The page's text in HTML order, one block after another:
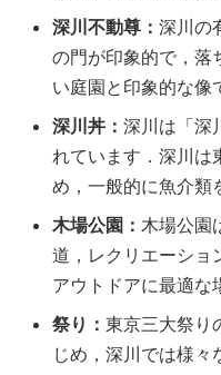
深川不動尊： 深川の
の門が印象的で，落
い庭園と印象的な像
深川丼： 深川は「深
れています．深川は
め，一般的に魚介類
木場公園： 木場公園
道，レクリエーショ
アウトドアに最適な
祭り： 東京三大祭り
じめ，深川では様々